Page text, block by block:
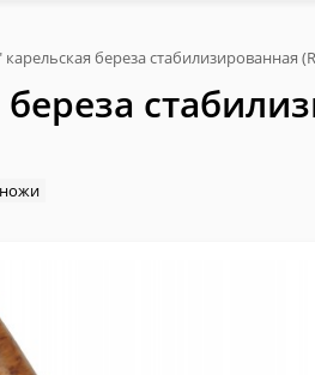
береза стабилизированная